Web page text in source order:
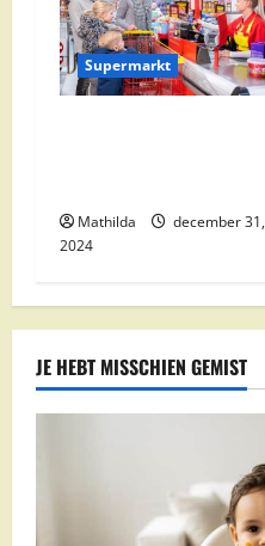
Supermarkt
Mathilda
december 31,
2024
JE HEBT MISSCHIEN GEMIST